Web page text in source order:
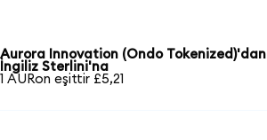
Aurora Innovation (Ondo Tokenized)'dan
İngiliz Sterlini'na
1 AURon eşittir £5,21